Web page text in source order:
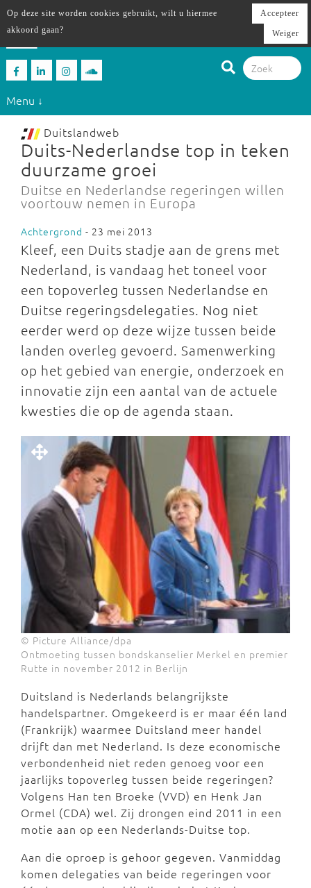
Menu ↓
Duitslandweb
Duits-Nederlandse top in teken
duurzame groei
Duitse en Nederlandse regeringen willen
voortouw nemen in Europa
Achtergrond - 23 mei 2013
Kleef, een Duits stadje aan de grens met
Nederland, is vandaag het toneel voor
een topoverleg tussen Nederlandse en
Duitse regeringsdelegaties. Nog niet
eerder werd op deze wijze tussen beide
landen overleg gevoerd. Samenwerking
op het gebied van energie, onderzoek en
innovatie zijn een aantal van de actuele
kwesties die op de agenda staan.
© Picture Alliance/dpa
Ontmoeting tussen bondskanselier Merkel en premier
Rutte in november 2012 in Berlijn
Duitsland is Nederlands belangrijkste
handelspartner. Omgekeerd is er maar één land
(Frankrijk) waarmee Duitsland meer handel
drijft dan met Nederland. Is deze economische
verbondenheid niet reden genoeg voor een
jaarlijks topoverleg tussen beide regeringen?
Volgens Han ten Broeke (VVD) en Henk Jan
Ormel (CDA) wel. Zij drongen eind 2011 in een
motie aan op een Nederlands-Duitse top.
Aan die oproep is gehoor gegeven. Vanmiddag
komen delegaties van beide regeringen voor
Op deze site worden cookies gebruikt, wilt u hiermee
akkoord gaan?
Accepteer
Weiger